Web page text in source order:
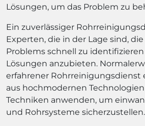
Lösungen, um das Problem zu
Ein zuverlässiger
Experten, die in der Lage sind,
Problems schnell zu
Lösungen anzubieten.
erfahrener Rohrreinigungsdienst
aus hochmodernen
Techniken anwenden, um
und Rohrsysteme sicherzustellen.